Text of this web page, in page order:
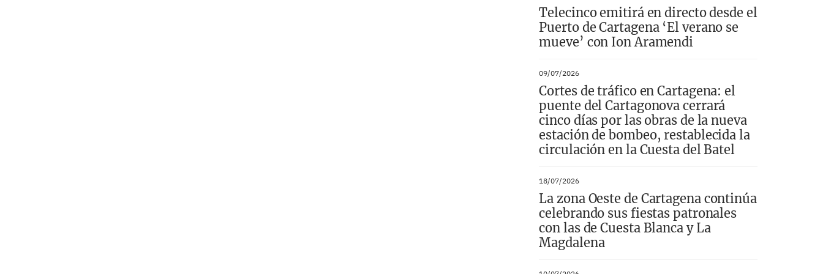
Telecinco emitirá en directo desde el
Puerto de Cartagena ‘El verano se
mueve’ con Ion Aramendi
09/07/2026
Cortes de tráfico en Cartagena: el
puente del Cartagonova cerrará
cinco días por las obras de la nueva
estación de bombeo, restablecida la
circulación en la Cuesta del Batel
18/07/2026
La zona Oeste de Cartagena continúa
celebrando sus fiestas patronales
con las de Cuesta Blanca y La
Magdalena